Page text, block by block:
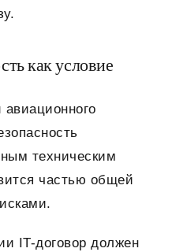
как условие
техническим
частью общей
IT-договор должен